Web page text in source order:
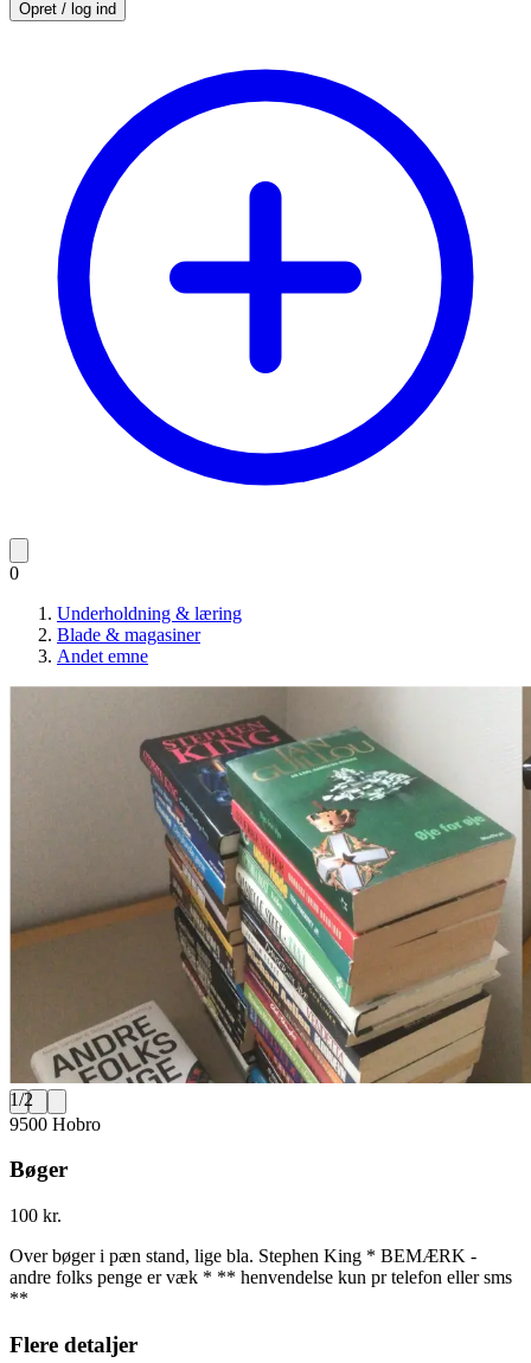
Opret / log ind
0
Underholdning & læring
Blade & magasiner
Andet emne
1/2
9500 Hobro
Bøger
100 kr.
Over bøger i pæn stand, lige bla. Stephen King * BEMÆRK -
andre folks penge er væk * ** henvendelse kun pr telefon eller sms
**
Flere detaljer